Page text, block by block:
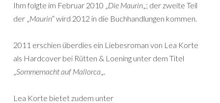
Ihm folgte im Februar 2010 „Die Maurin„; der zweite Teil
der „Maurin“ wird 2012 in die Buchhandlungen kommen.
2011 erschien überdies ein Liebesroman von Lea Korte
als Hardcover bei Rütten & Loening unter dem Titel
„Sommernacht auf Mallorca„.
Lea Korte bietet zudem unter